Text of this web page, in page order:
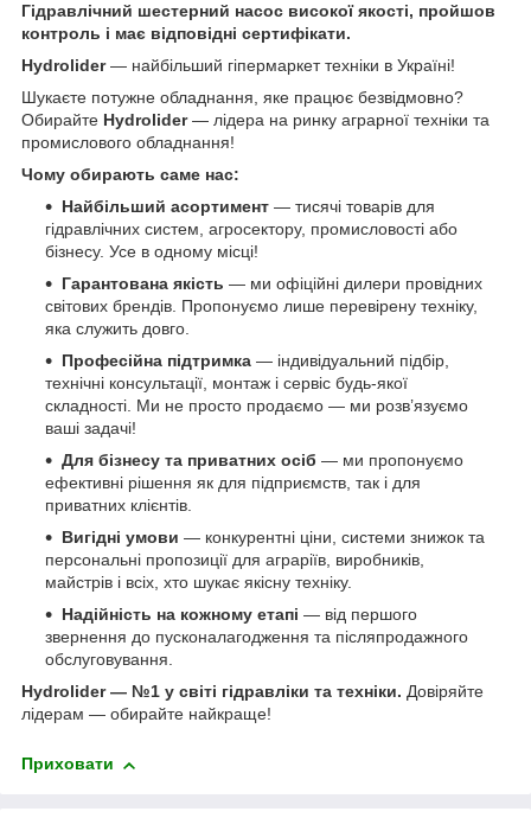
Гідравлічний шестерний насос високої якості, пройшов
контроль і має відповідні сертифікати.
Hydrolider— найбільший гіпермаркет техніки в Україні!
Шукаєте потужне обладнання, яке працює безвідмовно?
Обирайте Hydrolider— лідера на ринку аграрної техніки та
промислового обладнання!
Чому обирають саме нас:
Найбільший асортимент — тисячі товарів для
гідравлічних систем, агросектору, промисловості або
бізнесу. Усе в одному місці!
Гарантована якість — ми офіційні дилери провідних
світових брендів. Пропонуємо лише перевірену техніку,
яка служить довго.
Професійна підтримка — індивідуальний підбір,
технічні консультації, монтаж і сервіс будь-якої
складності. Ми не просто продаємо — ми розв’язуємо
ваші задачі!
Для бізнесу та приватних осіб — ми пропонуємо
ефективні рішення як для підприємств, так і для
приватних клієнтів.
Вигідні умови — конкурентні ціни, системи знижок та
персональні пропозиції для аграріїв, виробників,
майстрів і всіх, хто шукає якісну техніку.
Надійність на кожному етапі — від першого
звернення до пусконалагодження та післяпродажного
обслуговування.
Hydrolider — №1 у світі гідравліки та техніки. Довіряйте
лідерам — обирайте найкраще!
Приховати